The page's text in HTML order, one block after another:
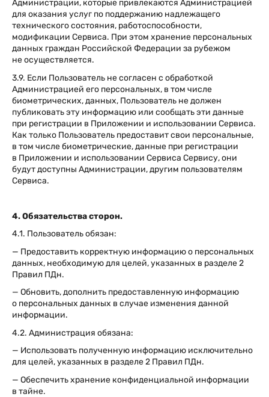
Администрации, которые привлекаются Администрацией
для оказания услуг по поддержанию надлежащего
технического состояния, работоспособности,
модификации Сервиса. При этом хранение персональных
данных граждан Российской Федерации за рубежом
не осуществляется.
3.9. Если Пользователь не согласен с обработкой
Администрацией его персональных, в том числе
биометрических, данных, Пользователь не должен
публиковать эту информацию или сообщать эти данные
при регистрации в Приложении и использовании Сервиса.
Как только Пользователь предоставит свои персональные,
в том числе биометрические, данные при регистрации
в Приложении и использовании Сервиса Сервису, они
будут доступны Администрации, другим пользователям
Сервиса.
4. Обязательства сторон.
4.1. Пользователь обязан:
— Предоставить корректную информацию о персональных
данных, необходимую для целей, указанных в разделе 2
Правил ПДн.
— Обновить, дополнить предоставленную информацию
о персональных данных в случае изменения данной
информации.
4.2. Администрация обязана:
— Использовать полученную информацию исключительно
для целей, указанных в разделе 2 Правил ПДн.
— Обеспечить хранение конфиденциальной информации
в тайне.